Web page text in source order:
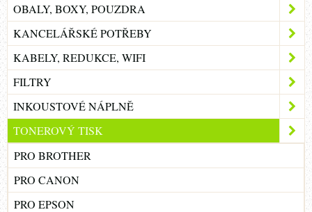
OBALY, BOXY, POUZDRA
KANCELÁŘSKÉ POTŘEBY
KABELY, REDUKCE, WIFI
FILTRY
INKOUSTOVÉ NÁPLNĚ
TONEROVÝ TISK
PRO BROTHER
PRO CANON
PRO EPSON